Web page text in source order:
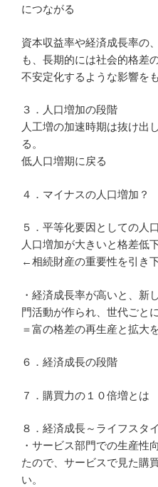
につながる
資本収益率や経済成長率の
も、長期的には社会的格差
不安定化するような影響を
３．人口増加の段階
人工増の加速時期は抜け出
る。
低人口増期に戻る
４．マイナスの人口増加？
５．平等化要因としての人
人口増加が大きいと格差低
←相続財産の重要性を引き
・経済成長率が高いと、新
門活動が作られ、世代ごと
＝富の格差の再生産と拡大
６．経済成長の段階
７．購買力の１０倍増とは
８．経済成長～ライフスタ
・サービス部門での生産性
たので、サービスで見た購
い。